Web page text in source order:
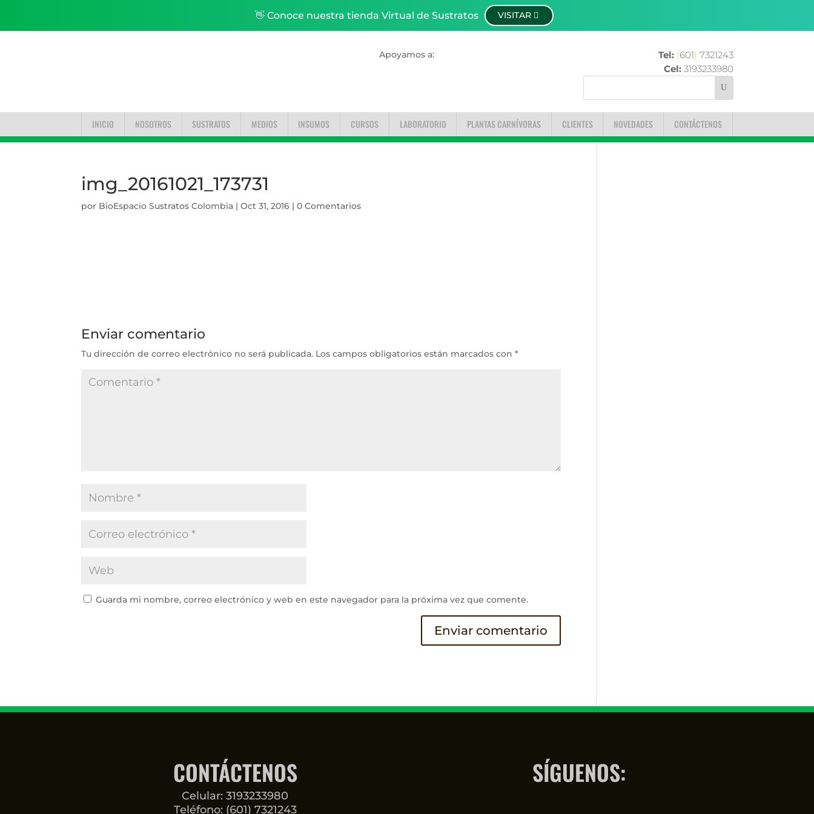
👋 Conoce nuestra tienda Virtual de Sustratos VISITAR
Apoyamos a: Tel: (601) 7321243
Cel:3193233980
INICIO NOSOTROS SUSTRATOS MEDIOS INSUMOS CURSOS LABORATORIO PLANTAS CARNÍVORAS CLIENTES NOVEDADES CONTÁCTENOS
img_20161021_173731
por BioEspacio Sustratos Colombia |Oct 31, 2016 |0 Comentarios
Enviar comentario
Tu dirección de correo electrónico no será publicada. Los campos obligatorios están marcados con*
Guarda mi nombre, correo electrónico y web en este navegador para la próxima vez que comente.
CONTÁCTENOS
Celular: 3193233980
Teléfono: (601) 7321243
SÍGUENOS: